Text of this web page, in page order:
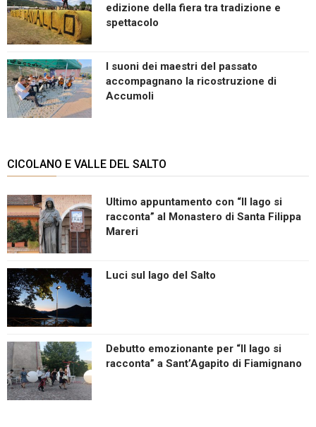
edizione della fiera tra tradizione e
spettacolo
I suoni dei maestri del passato
accompagnano la ricostruzione di
Accumoli
CICOLANO E VALLE DEL SALTO
Ultimo appuntamento con “Il lago si
racconta” al Monastero di Santa Filippa
Mareri
Luci sul lago del Salto
Debutto emozionante per “Il lago si
racconta” a Sant’Agapito di Fiamignano